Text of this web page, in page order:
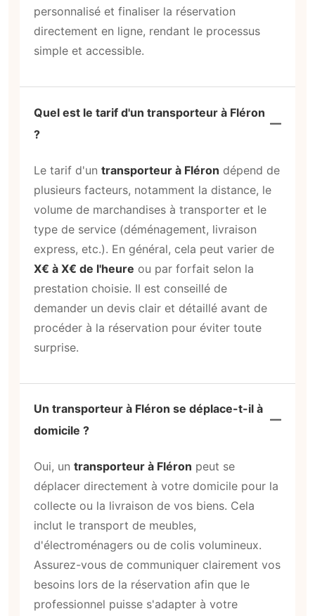
personnalisé et finaliser la réservation
directement en ligne, rendant le processus
simple et accessible.
Quel est le tarif d'un transporteur à Fléron
?
Le tarif d'un transporteur à Fléron dépend de
plusieurs facteurs, notamment la distance, le
volume de marchandises à transporter et le
type de service (déménagement, livraison
express, etc.). En général, cela peut varier de
X€ à X€ de l'heure ou par forfait selon la
prestation choisie. Il est conseillé de
demander un devis clair et détaillé avant de
procéder à la réservation pour éviter toute
surprise.
Un transporteur à Fléron se déplace-t-il à
domicile ?
Oui, un transporteur à Fléron peut se
déplacer directement à votre domicile pour la
collecte ou la livraison de vos biens. Cela
inclut le transport de meubles,
d'électroménagers ou de colis volumineux.
Assurez-vous de communiquer clairement vos
besoins lors de la réservation afin que le
professionnel puisse s'adapter à votre